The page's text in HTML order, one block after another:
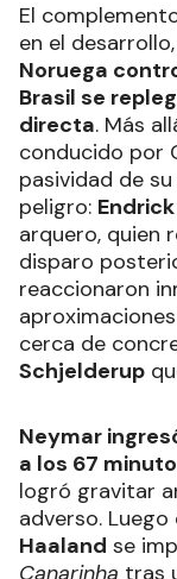
El
en el
Noruega
Brasil se
directa. Más
conducido por
pasividad de
peligro: Endrick
arquero, quien
disparo
reaccionaron
cerca de
Schjelderup
Neymar
a los 67
logró gravitar
adverso.
Haaland se